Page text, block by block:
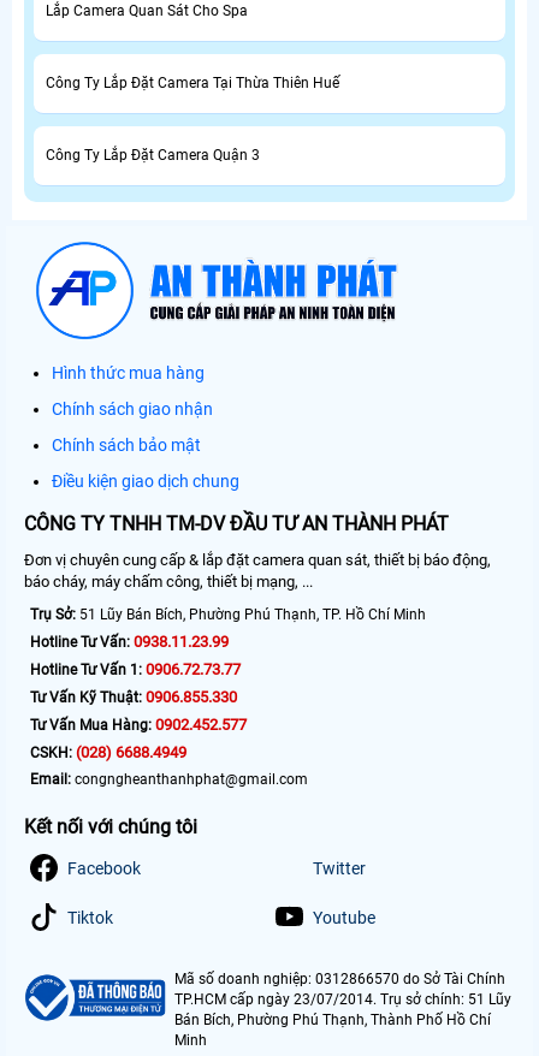
Lắp Camera Quan Sát Cho Spa
Công Ty Lắp Đặt Camera Tại Thừa Thiên Huế
Công Ty Lắp Đặt Camera Quận 3
Hình thức mua hàng
Chính sách giao nhận
Chính sách bảo mật
Điều kiện giao dịch chung
CÔNG TY TNHH TM-DV ĐẦU TƯ AN THÀNH PHÁT
Đơn vị chuyên cung cấp & lắp đặt camera quan sát, thiết bị báo động,
báo cháy, máy chấm công, thiết bị mạng, ...
Trụ Sở: 51 Lũy Bán Bích, Phường Phú Thạnh, TP. Hồ Chí Minh
Hotline Tư Vấn: 0938.11.23.99
Hotline Tư Vấn 1: 0906.72.73.77
Tư Vấn Kỹ Thuật: 0906.855.330
Tư Vấn Mua Hàng: 0902.452.577
CSKH: (028) 6688.4949
Email: congngheanthanhphat@gmail.com
Kết nối với chúng tôi
Facebook Twitter
Tiktok Youtube
Mã số doanh nghiệp: 0312866570 do Sở Tài Chính
TP.HCM cấp ngày 23/07/2014. Trụ sở chính: 51 Lũy
Bán Bích, Phường Phú Thạnh, Thành Phố Hồ Chí
Minh